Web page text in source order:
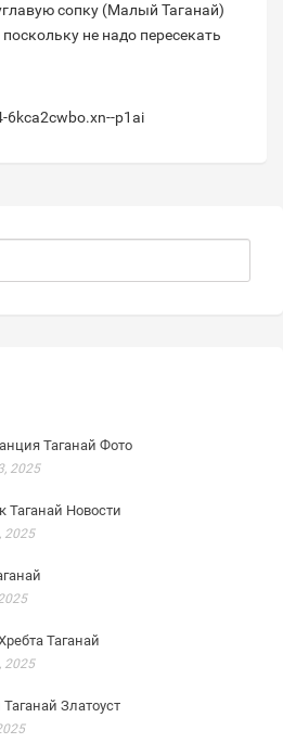
сопку (Малый Таганай)
не надо пересекать
6kca2cwbo.xn--p1ai
Таганай Фото
2025
Таганай Новости
2025
Таганай
2025
Златоуст